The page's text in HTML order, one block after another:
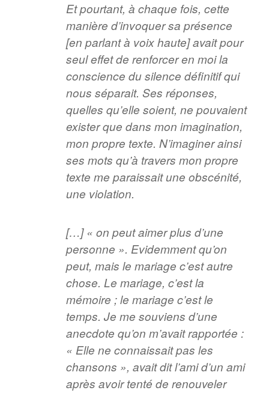
Et pourtant, à chaque fois, cette
manière d’invoquer sa présence
[en parlant à voix haute] avait pour
seul effet de renforcer en moi la
conscience du silence définitif qui
nous séparait. Ses réponses,
quelles qu’elle soient, ne pouvaient
exister que dans mon imagination,
mon propre texte. N’imaginer ainsi
ses mots qu’à travers mon propre
texte me paraissait une obscénité,
une violation.
[…] « on peut aimer plus d’une
personne ». Evidemment qu’on
peut, mais le mariage c’est autre
chose. Le mariage, c’est la
mémoire ; le mariage c’est le
temps. Je me souviens d’une
anecdote qu’on m’avait rapportée :
« Elle ne connaissait pas les
chansons », avait dit l’ami d’un ami
après avoir tenté de renouveler